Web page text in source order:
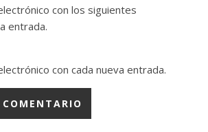
con los siguientes
entrada.
con cada nueva entrada.